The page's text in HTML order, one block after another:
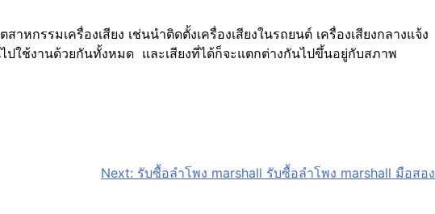
รรมเครื่องเสียง เช่นนำติดตั้งเครื่องเสียงในรถยนต์ เครื่องเสียงกลางแจ้ง
ปใช้งานด้วยกันทั้งหมด และเสียงที่ได้ก็จะแตกต่างกันไปขึ้นอยู่กับสภาพ
Next: รับซื้อลำโพง marshall รับซื้อลำโพง marshall มือสอง